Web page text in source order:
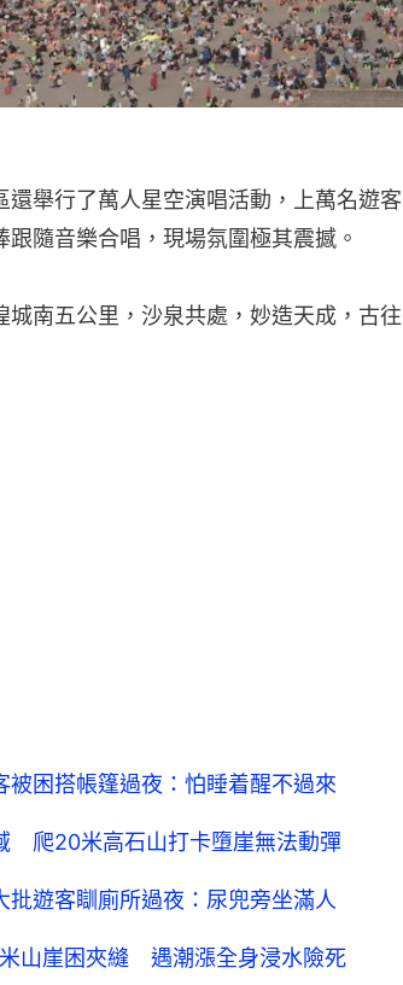
還舉行了萬人星空演唱活動，上萬名遊客
隨音樂合唱，現場氛圍極其震撼。
南五公里，沙泉共處，妙造天成，古往
困搭帳篷過夜：怕睡着醒不過來
爬20米高石山打卡墮崖無法動彈
遊客瞓廁所過夜：尿兜旁坐滿人
山崖困夾縫 遇潮漲全身浸水險死